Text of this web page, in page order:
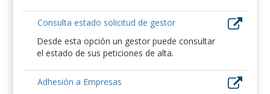
Consulta estado solicitud de gestor
Desde esta opción un gestor puede consultar
el estado de sus peticiones de alta.
Adhesión a Empresas